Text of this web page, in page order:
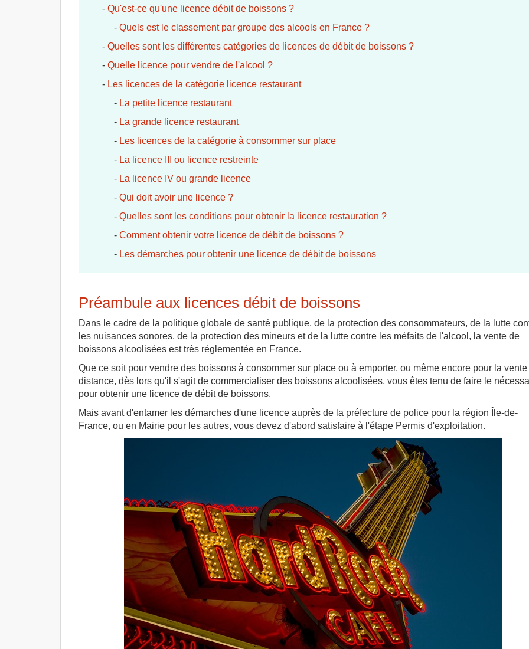
- Qu'est-ce qu'une licence débit de boissons ?
- Quels est le classement par groupe des alcools en France ?
- Quelles sont les différentes catégories de licences de débit de boissons ?
- Quelle licence pour vendre de l'alcool ?
- Les licences de la catégorie licence restaurant
- La petite licence restaurant
- La grande licence restaurant
- Les licences de la catégorie à consommer sur place
- La licence III ou licence restreinte
- La licence IV ou grande licence
- Qui doit avoir une licence ?
- Quelles sont les conditions pour obtenir la licence restauration ?
- Comment obtenir votre licence de débit de boissons ?
- Les démarches pour obtenir une licence de débit de boissons
Préambule aux licences débit de boissons
Dans le cadre de la politique globale de santé publique, de la protection des consommateurs, de la lutte
les nuisances sonores, de la protection des mineurs et de la lutte contre les méfaits de l'alcool, la vente de
boissons alcoolisées est très réglementée en France.
Que ce soit pour vendre des boissons à consommer sur place ou à emporter, ou même encore pour la vente
distance, dès lors qu'il s'agit de commercialiser des boissons alcoolisées, vous êtes tenu de faire le
pour obtenir une licence de débit de boissons.
Mais avant d'entamer les démarches d'une licence auprès de la préfecture de police pour la région Île-de-
France, ou en Mairie pour les autres, vous devez d'abord satisfaire à l'étape Permis d'exploitation.